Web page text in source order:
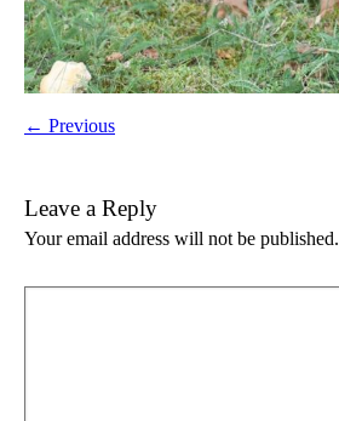
← Previous
Leave a Reply
Your email address will not be published.